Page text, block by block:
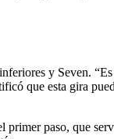
y Seven.
que esta gira
primer paso, que